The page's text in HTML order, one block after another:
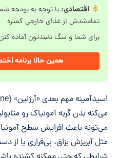
اقتصادی: با توجه به بودجه
تمام‌شدش از غذای خارجی کمتره
برای شما و سگ دلبندتون آماده
همین حالا برنامه
می‌کنه بدن گربه آمونیاک رو
می‌تونه باعث افزایش سطح
مثل آبریزش بزاق، بی‌قراری یا از